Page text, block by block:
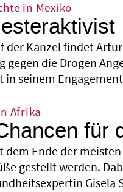
in Mexiko
der Kanzel findet
gegen die Drogen
in seinem
Afrika
für
dem Ende der
gestellt werden.
Gisela